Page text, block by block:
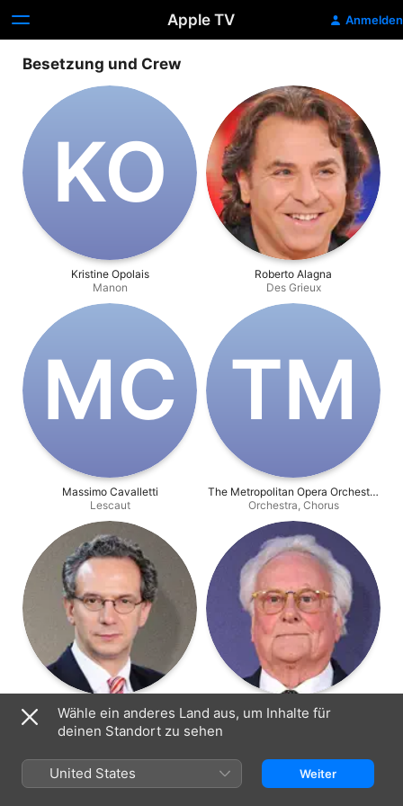
Apple TV Anmelden
Besetzung und Crew
K‌O
Kristine Opolais
Manon
Roberto Alagna
Des Grieux
M‌C
Massimo Cavalletti
Lescaut
T‌M
The Metropolitan Opera Orchestra
and Chorus
Orchestra, Chorus
Fabio Luisi
Conductor
Richard Eyre
Regie
Wähle ein anderes Land aus, um Inhalte für
deinen Standort zu sehen
United States Weiter